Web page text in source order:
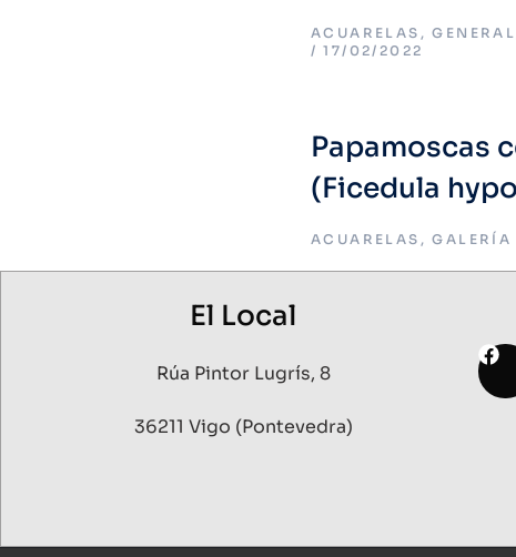
ACUARELAS ,GENERAL
17/02/2022
Papamoscas
(Ficedula
ACUARELAS ,GALERÍA
El Local
Rúa Pintor Lugrís, 8
36211 Vigo (Pontevedra)